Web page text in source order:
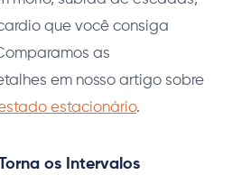
que você consiga
as
em nosso artigo sobre
estacionário.
os Intervalos